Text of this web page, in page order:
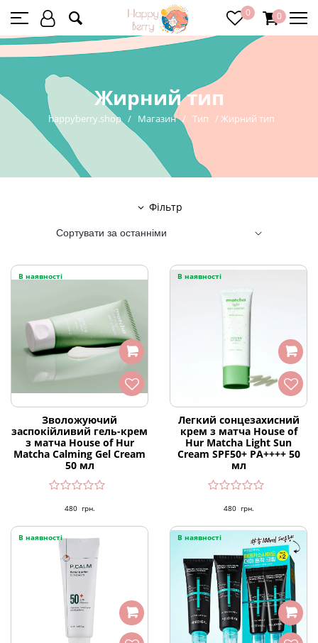
0 0
Жирний тип
happyberry.shop / Магазин / Тип /Жирний тип
Фільтр
В наявності
Зволожуючий
заспокійливий гель-крем
з матча House of Hur
Matcha Calming Gel Cream
50 мл
480 грн.
В наявності
Легкий сонцезахисний
крем з матча House of
Hur Matcha Light Sun
Cream SPF50+ PA++++ 50
мл
480 грн.
В наявності В наявності